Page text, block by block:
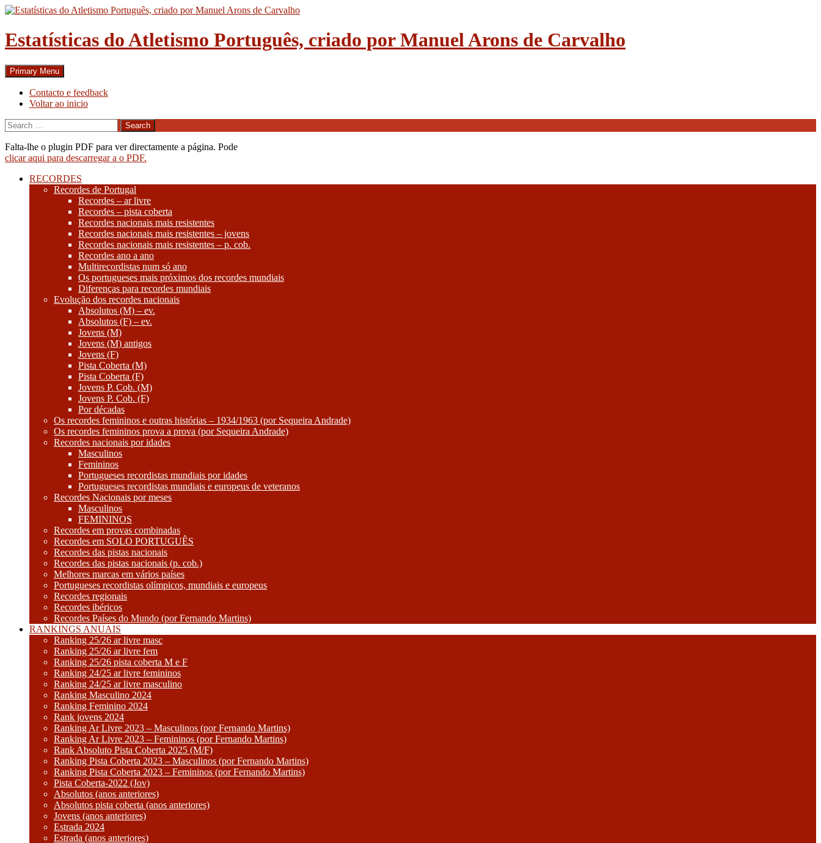
Skip
content
Estatísticas do Atletismo Português, criado por Manuel Arons de Carvalho
Search
Primary Menu
Contacto e feedback
Voltar ao inicio
Search
for:
Falta-lhe o plugin PDF para ver directamente a página. Pode
clicar aqui para descarregar a o PDF.
RECORDES
Recordes de Portugal
Recordes – ar livre
Recordes – pista coberta
Recordes nacionais mais resistentes
Recordes nacionais mais resistentes – jovens
Recordes nacionais mais resistentes – p. cob.
Recordes ano a ano
Multirecordistas num só ano
Os portugueses mais próximos dos recordes mundiais
Diferenças para recordes mundiais
Evolução dos recordes nacionais
Absolutos (M) – ev.
Absolutos (F) – ev.
Jovens (M)
Jovens (M) antigos
Jovens (F)
Pista Coberta (M)
Pista Coberta (F)
Jovens P. Cob. (M)
Jovens P. Cob. (F)
Por décadas
Os recordes femininos e outras histórias – 1934/1963 (por Sequeira Andrade)
Os recordes femininos prova a prova (por Sequeira Andrade)
Recordes nacionais por idades
Masculinos
Femininos
Portugueses recordistas mundiais por idades
Portugueses recordistas mundiais e europeus de veteranos
Recordes Nacionais por meses
Masculinos
FEMININOS
Recordes em provas combinadas
Recordes em SOLO PORTUGUÊS
Recordes das pistas nacionais
Recordes das pistas nacionais (p. cob.)
Melhores marcas em vários países
Portugueses recordistas olímpicos, mundiais e europeus
Recordes regionais
Recordes ibéricos
Recordes Países do Mundo (por Fernando Martins)
RANKINGS ANUAIS
Ranking 25/26 ar livre masc
Ranking 25/26 ar livre fem
Ranking 25/26 pista coberta M e F
Ranking 24/25 ar livre femininos
Ranking 24/25 ar livre masculino
Ranking Masculino 2024
Ranking Feminino 2024
Rank jovens 2024
Ranking Ar Livre 2023 – Masculinos (por Fernando Martins)
Ranking Ar Livre 2023 – Femininos (por Fernando Martins)
Rank Absoluto Pista Coberta 2025 (M/F)
Ranking Pista Coberta 2023 – Masculinos (por Fernando Martins)
Ranking Pista Coberta 2023 – Femininos (por Fernando Martins)
Pista Coberta-2022 (Jov)
Absolutos (anos anteriores)
Absolutos pista coberta (anos anteriores)
Jovens (anos anteriores)
Estrada 2024
Estrada (anos anteriores)